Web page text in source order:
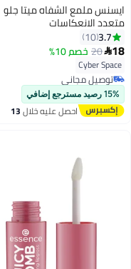
ايسنس ملمع الشفاه ميتا جلو
متعدد الانعكاسات
3.7
10
18
20 خصم 10%
Cyber Space
توصيل مجاني
توصيل مجاني
15% رصيد مسترجع إضافي
احصل عليه خلال13